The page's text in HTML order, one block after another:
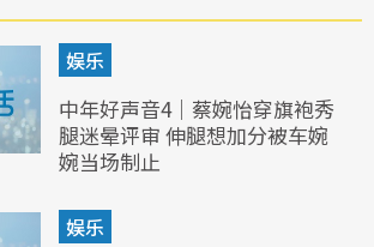
娱乐
中年好声音4｜蔡婉怡穿旗袍秀
腿迷晕评审 伸腿想加分被车婉
婉当场制止
娱乐